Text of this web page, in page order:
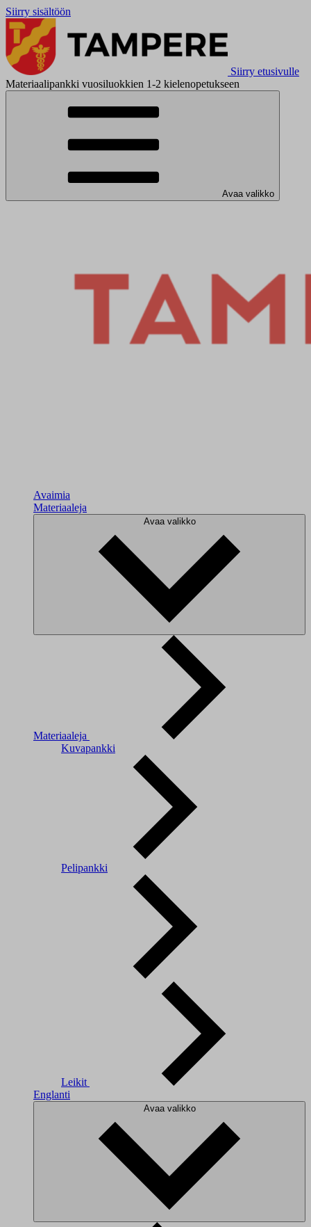
Siirry sisältöön
Siirry etusivulle
Materiaalipankki vuosiluokkien 1-2 kielenopetukseen
Avaa valikko
Avaimia
Materiaaleja
Avaa valikko
Materiaaleja
Kuvapankki
Pelipankki
Leikit
Englanti
Avaa valikko